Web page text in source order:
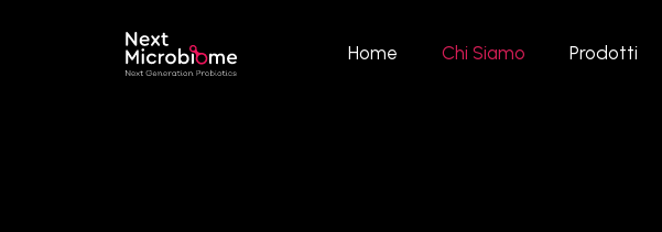
Home Chi Siamo Prodotti